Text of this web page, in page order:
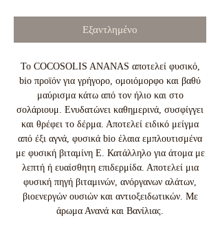
Εξαντλημένο
Το COCOSOLIS ANANAS αποτελεί φυσικό,
bio προϊόν για γρήγορο, ομοιόμορφο και βαθύ
μαύρισμα κάτω από τον ήλιο και στο
σολάριουμ. Ενυδατώνει καθημερινά, συσφίγγει
και θρέφει το δέρμα. Αποτελεί ειδικό μείγμα
από έξι αγνά, φυσικά bio έλαια εμπλουτισμένα
με φυσική βιταμίνη Ε. Κατάλληλο για άτομα με
λεπτή ή ευαίσθητη επιδερμίδα. Αποτελεί μια
φυσική πηγή βιταμινών, ανόργανων αλάτων,
βιοενεργών ουσιών και αντιοξειδωτικών. Με
άρωμα Ανανά και Βανίλιας.